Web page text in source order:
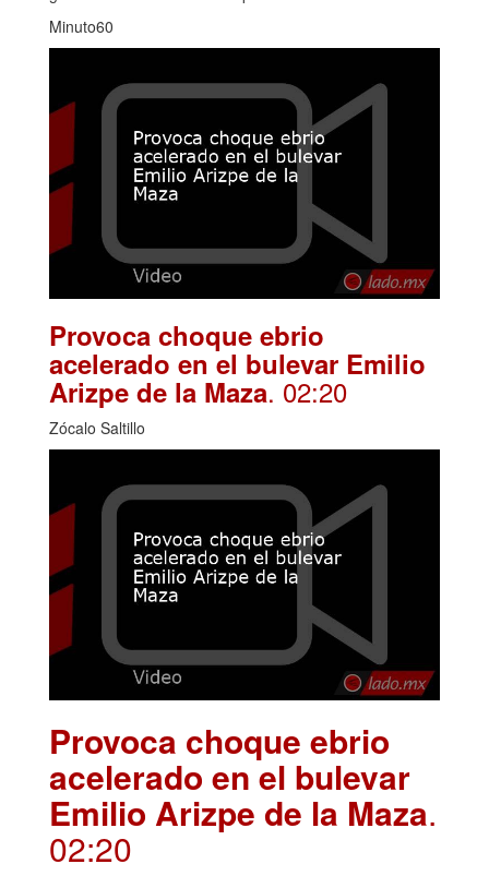
Minuto60
Provoca choque ebrio
acelerado en el bulevar Emilio
Arizpe de la Maza. 02:20
Zócalo Saltillo
Provoca choque ebrio
acelerado en el bulevar
Emilio Arizpe de la Maza.
02:20